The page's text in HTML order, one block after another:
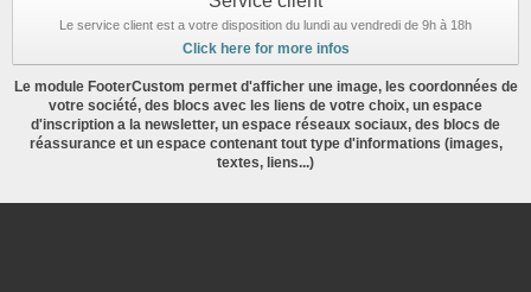
Le service client est a votre disposition du lundi au vendredi de 9h à 18h
Click here for more infos
Le module FooterCustom permet d'afficher une image, les coordonnées de
votre société, des blocs avec les liens de votre choix, un espace
d'inscription a la newsletter, un espace réseaux sociaux, des blocs de
réassurance et un espace contenant tout type d'informations (images,
textes, liens...)